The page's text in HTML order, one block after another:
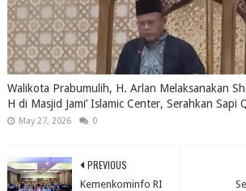
Walikota Prabumulih, H. Arlan Melaksanakan
H di Masjid Jami’ Islamic Center, Serahkan Sapi
May 27, 2026 0
PREVIOUS
Kemenkominfo RI